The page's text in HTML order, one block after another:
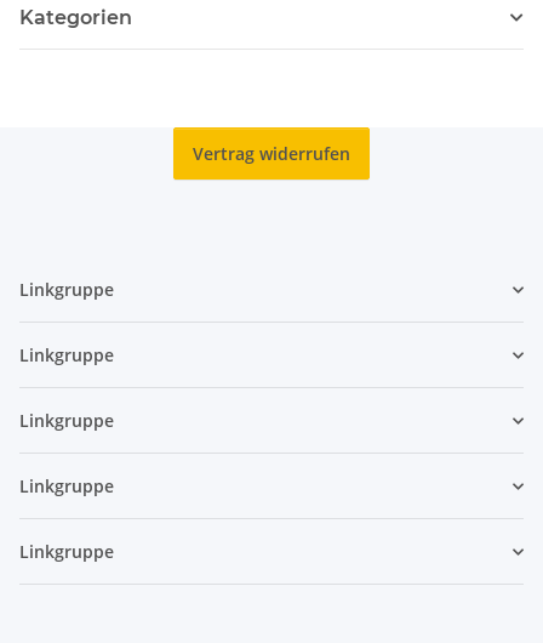
Kategorien
Vertrag widerrufen
Linkgruppe
Linkgruppe
Linkgruppe
Linkgruppe
Linkgruppe